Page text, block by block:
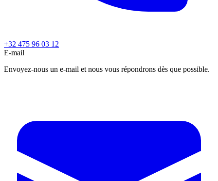
+32 475 96 03 12
E-mail
Envoyez-nous un e-mail et nous vous répondrons dès que possible.